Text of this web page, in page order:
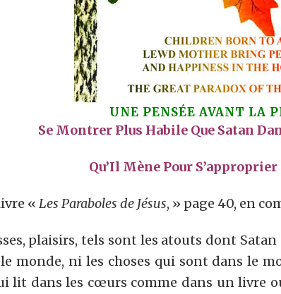
UNE PENSÉE AVANT LA
Se Montrer Plus Habile Que Satan
Qu’Il Mène Pour S’approprier
« Les Paraboles de Jésus, » page 40, en
plaisirs, tels sont les atouts dont
monde, ni les choses qui sont dans le
lit dans les cœurs comme dans un livre